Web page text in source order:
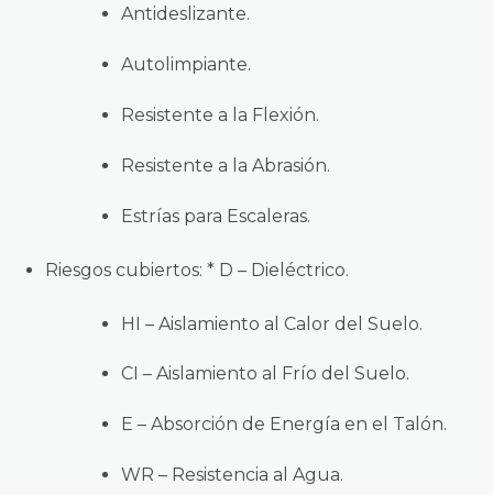
Antideslizante.
Autolimpiante.
Resistente a la Flexión.
Resistente a la Abrasión.
Estrías para Escaleras.
Riesgos cubiertos: * D – Dieléctrico.
HI – Aislamiento al Calor del Suelo.
CI – Aislamiento al Frío del Suelo.
E – Absorción de Energía en el Tal ón.
WR – Resistencia al Agua.